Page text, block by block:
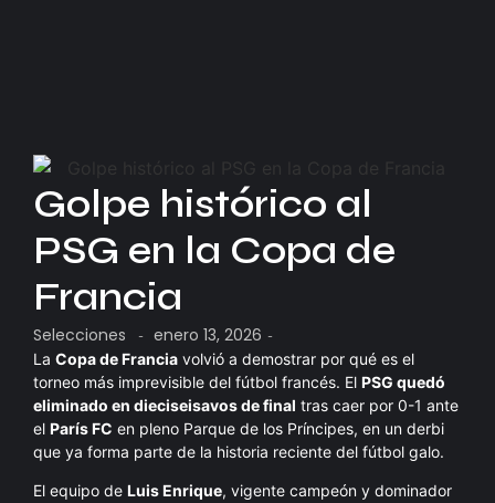
Golpe histórico al
PSG en la Copa de
Francia
Selecciones - enero 13, 2026 -
La Copa de Francia volvió a demostrar por qué es el
torneo más imprevisible del fútbol francés. El PSG quedó
eliminado en dieciseisavos de final tras caer por 0-1 ante
el París FC en pleno Parque de los Príncipes, en un derbi
que ya forma parte de la historia reciente del fútbol galo.
El equipo de Luis Enrique, vigente campeón y dominador